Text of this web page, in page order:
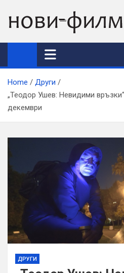
content
Home
Други
„Теодор Ушев: Невидими
декември
ДРУГИ